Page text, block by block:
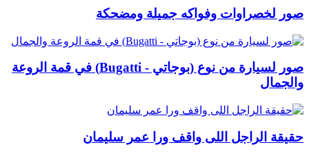
صور لخصراوات وفواكه جميلة ومضحكة
صور لسيارة من نوع (بوجاتي - Bugatti) في قمة الروعة
والجمال
حقيقة الراجل اللى واقف ورا عمر سليمان